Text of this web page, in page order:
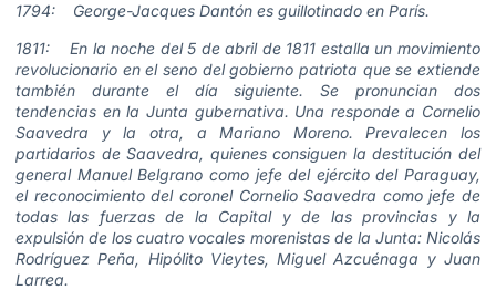
1794: George-Jacques Dantón es guillotinado en París.
1811: En la noche del 5 de abril de 1811 estalla un movimiento
revolucionario en el seno del gobierno patriota que se extiende
también durante el día siguiente. Se pronuncian dos
tendencias en la Junta gubernativa. Una responde a Cornelio
Saavedra y la otra, a Mariano Moreno. Prevalecen los
partidarios de Saavedra, quienes consiguen la destitución del
general Manuel Belgrano como jefe del ejército del Paraguay,
el reconocimiento del coronel Cornelio Saavedra como jefe de
todas las fuerzas de la Capital y de las provincias y la
expulsión de los cuatro vocales morenistas de la Junta: Nicolás
Rodríguez Peña, Hipólito Vieytes, Miguel Azcuénaga y Juan
Larrea.